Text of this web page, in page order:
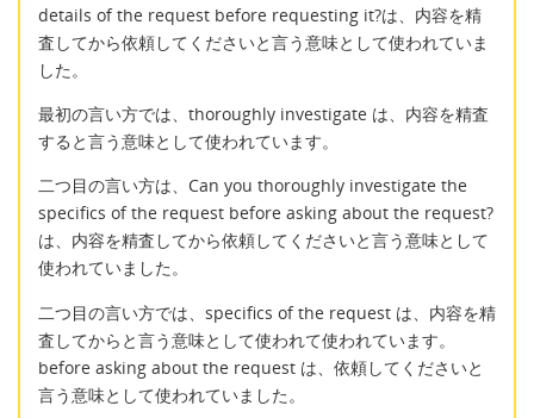
details of the request before requesting it?は、内容を精
査してから依頼してくださいと言う意味として使われていま
した。
最初の言い方では、thoroughly investigate は、内容を精査
すると言う意味として使われています。
二つ目の言い方は、Can you thoroughly investigate the
specifics of the request before asking about the request?
は、内容を精査してから依頼してくださいと言う意味として
使われていました。
二つ目の言い方では、specifics of the request は、内容を精
査してからと言う意味として使われて使われています。
before asking about the request は、依頼してくださいと
言う意味として使われていました。